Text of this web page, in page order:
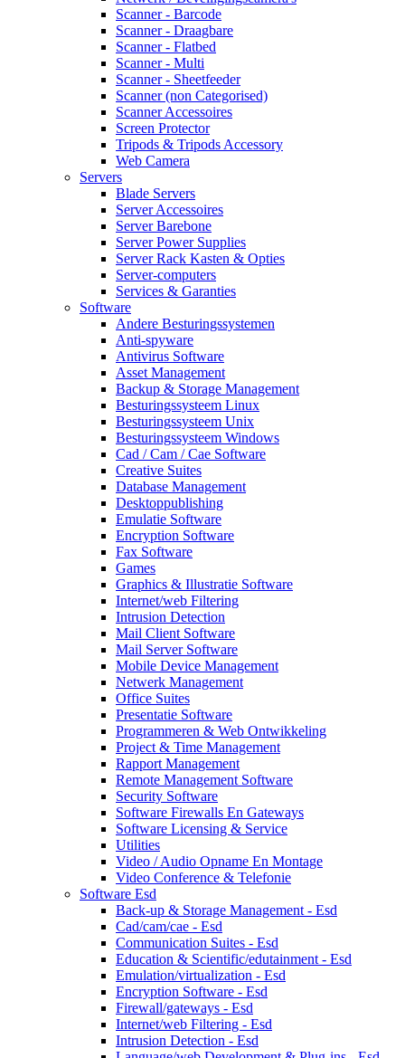
Scanner - Barcode
Scanner - Draagbare
Scanner - Flatbed
Scanner - Multi
Scanner - Sheetfeeder
Scanner (non Categorised)
Scanner Accessoires
Screen Protector
Tripods & Tripods Accessory
Web Camera
Servers
Blade Servers
Server Accessoires
Server Barebone
Server Power Supplies
Server Rack Kasten & Opties
Server-computers
Services & Garanties
Software
Andere Besturingssystemen
Anti-spyware
Antivirus Software
Asset Management
Backup & Storage Management
Besturingssysteem Linux
Besturingssysteem Unix
Besturingssysteem Windows
Cad / Cam / Cae Software
Creative Suites
Database Management
Desktoppublishing
Emulatie Software
Encryption Software
Fax Software
Games
Graphics & Illustratie Software
Internet/web Filtering
Intrusion Detection
Mail Client Software
Mail Server Software
Mobile Device Management
Netwerk Management
Office Suites
Presentatie Software
Programmeren & Web Ontwikkeling
Project & Time Management
Rapport Management
Remote Management Software
Security Software
Software Firewalls En Gateways
Software Licensing & Service
Utilities
Video / Audio Opname En Montage
Video Conference & Telefonie
Software Esd
Back-up & Storage Management - Esd
Cad/cam/cae - Esd
Communication Suites - Esd
Education & Scientific/edutainment - Esd
Emulation/virtualization - Esd
Encryption Software - Esd
Firewall/gateways - Esd
Internet/web Filtering - Esd
Intrusion Detection - Esd